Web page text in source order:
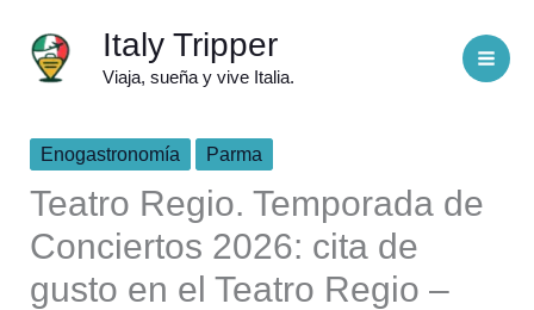
contenido
Italy Tripper
Viaja, sueña y vive Italia.
Enogastronomía Parma
Teatro Regio. Temporada de
Conciertos 2026: cita de
gusto en el Teatro Regio –